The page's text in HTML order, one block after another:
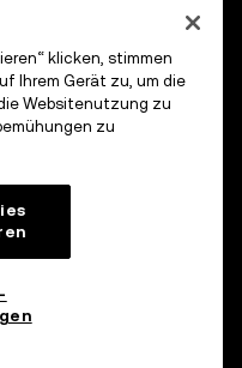
klicken, stimmen
Ihrem Gerät zu, um die
Websitenutzung zu
zu